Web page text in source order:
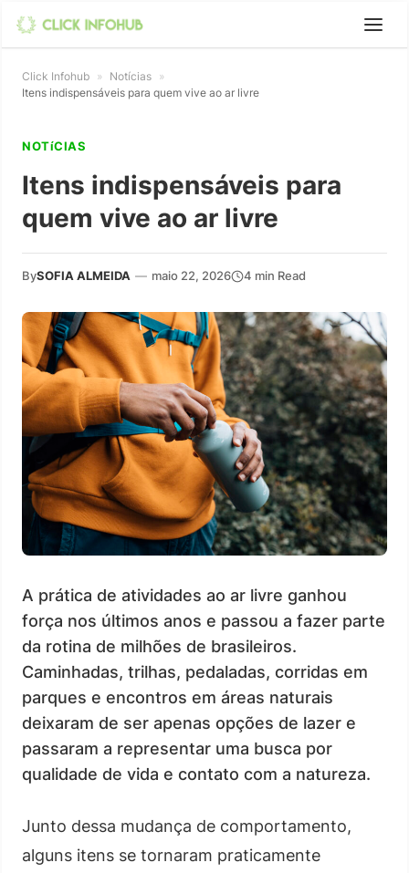
Click Infohub » Notícias »
Itens indispensáveis para quem vive ao ar livre
NOTíCIAS
Itens indispensáveis para
quem vive ao ar livre
BySOFIA ALMEIDA — maio 22, 2026 4 min Read
A prática de atividades ao ar livre ganhou
força nos últimos anos e passou a fazer parte
da rotina de milhões de brasileiros.
Caminhadas, trilhas, pedaladas, corridas em
parques e encontros em áreas naturais
deixaram de ser apenas opções de lazer e
passaram a representar uma busca por
qualidade de vida e contato com a natureza.
Junto dessa mudança de comportamento,
alguns itens se tornaram praticamente